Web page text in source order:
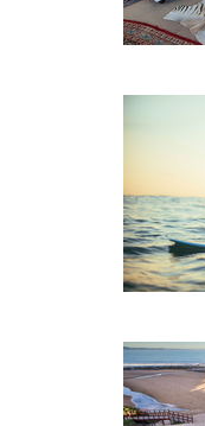
alle mit toller
Der Braai-Raum
Picknicktischen
Erlauben Sie On
Gastfreundschaft